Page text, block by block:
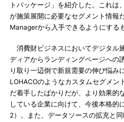
トパッケージ」を紹介した。これは
が施策展開に必要なセグメント情報
Managerから入手できるようにする
消費財ビジネスにおいてデジタル
ディアからランディングページへの
り取り一辺倒で新規需要の伸び悩み
LOHACOのようなカスタムセグメン
だ着手したばかりだが、より効果的
している企業に向けて、今後本格的
2）。また、データソースの拡充と